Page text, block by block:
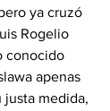
ya cruzó
Rogelio
conocido
apenas
justa medida,